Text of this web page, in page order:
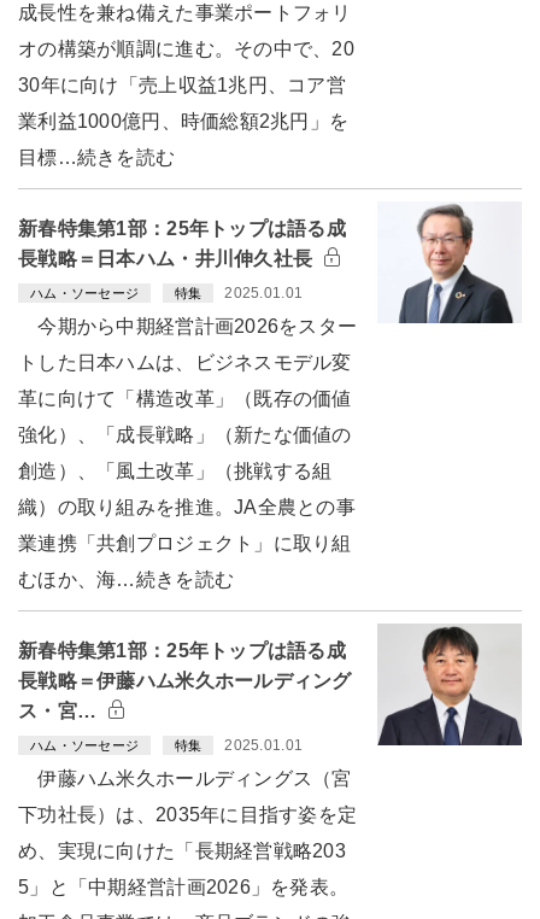
成長性を兼ね備えた事業ポートフォリ
オの構築が順調に進む。その中で、20
30年に向け「売上収益1兆円、コア営
業利益1000億円、時価総額2兆円」を
目標…続きを読む
新春特集第1部：25年トップは語る成
長戦略＝日本ハム・井川伸久社長
ハム・ソーセージ 特集 2025.01.01
今期から中期経営計画2026をスター
トした日本ハムは、ビジネスモデル変
革に向けて「構造改革」（既存の価値
強化）、「成長戦略」（新たな価値の
創造）、「風土改革」（挑戦する組
織）の取り組みを推進。JA全農との事
業連携「共創プロジェクト」に取り組
むほか、海…続きを読む
新春特集第1部：25年トップは語る成
長戦略＝伊藤ハム米久ホールディング
ス・宮…
ハム・ソーセージ 特集 2025.01.01
伊藤ハム米久ホールディングス（宮
下功社長）は、2035年に目指す姿を定
め、実現に向けた「長期経営戦略203
5」と「中期経営計画2026」を発表。